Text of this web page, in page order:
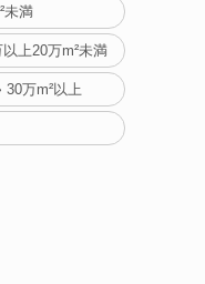
未満
以上20万m²未満
30万m²以上